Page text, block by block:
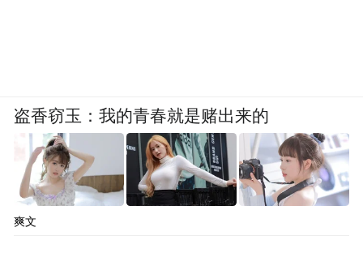
盗香窃玉：我的青春就是赌出来的
爽文